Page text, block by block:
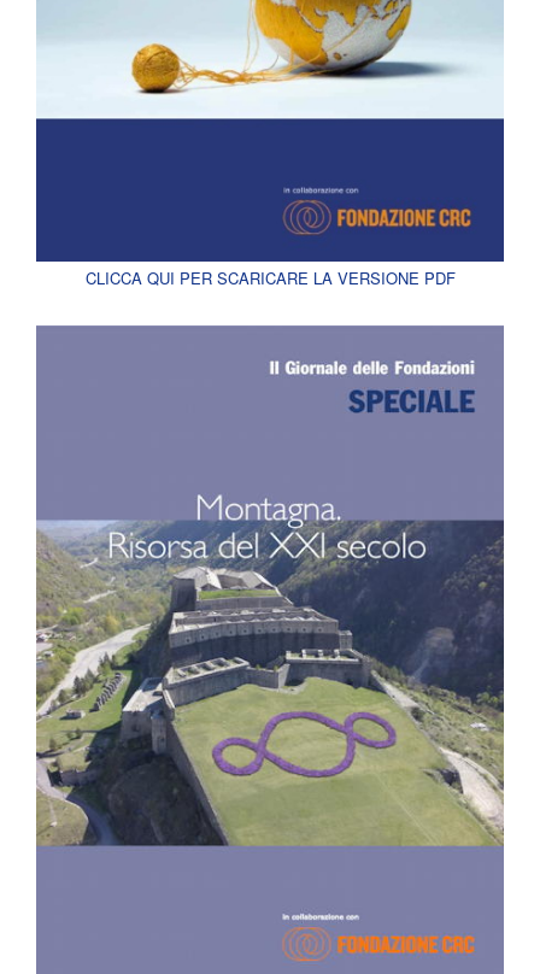
CLICCA QUI PER SCARICARE LA VERSIONE PDF